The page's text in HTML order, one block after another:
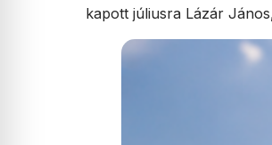
kapott júliusra Lázár